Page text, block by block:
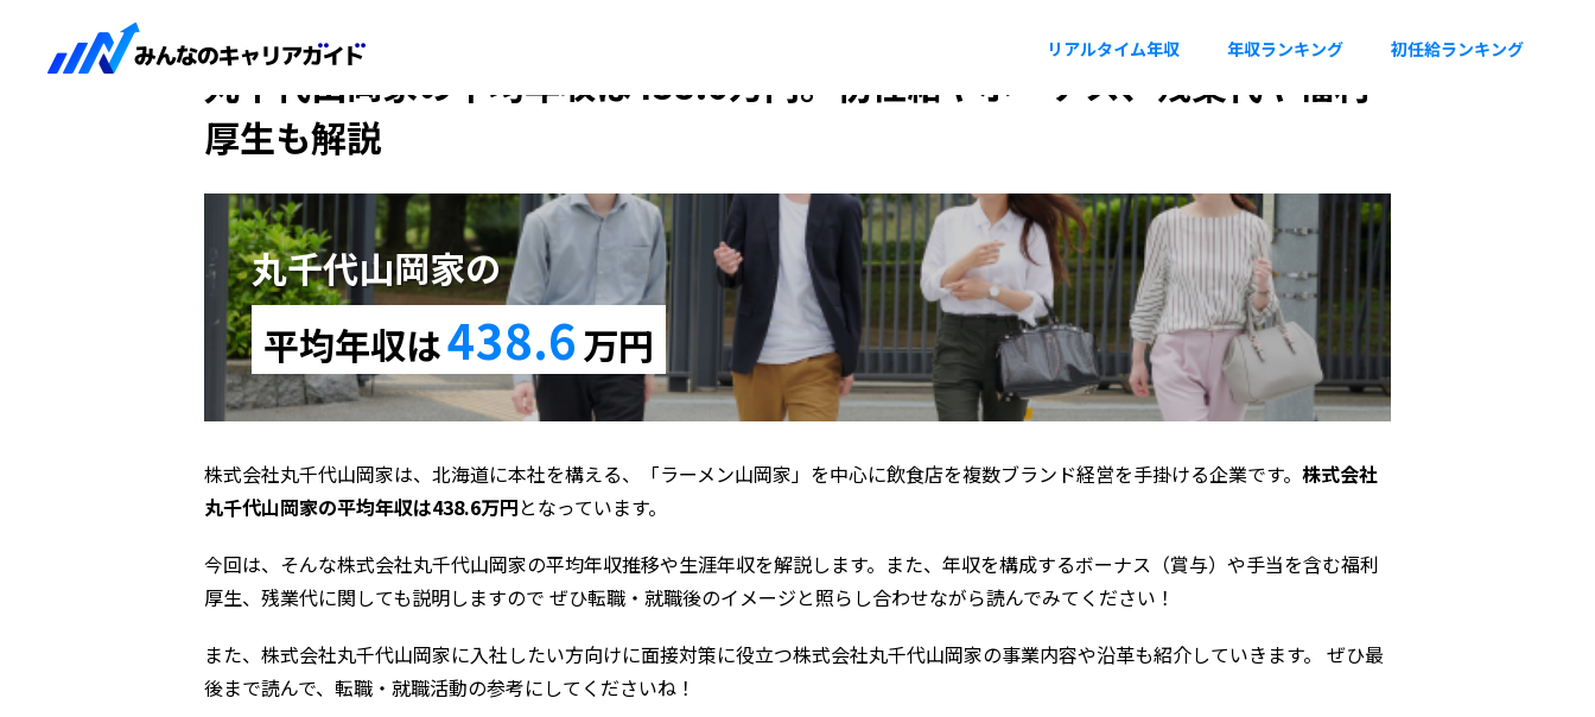
リアルタイム年収 年収ランキング 初任給ランキング
丸千代山岡家の平均年収は438.6万円。初任給やボーナス、残業代や福利
厚生も解説
丸千代山岡家の
平均年収は438.6万円
株式会社丸千代山岡家は、北海道に本社を構える、「ラーメン山岡家」を中心に飲食店を複数ブランド経営を手掛ける企業です。 株式会社
丸千代山岡家の平均年収は438.6万円となっています。
今回は、そんな株式会社丸千代山岡家の平均年収推移や生涯年収を解説します。また、年収を構成するボーナス（賞与）や手当を含む福利
厚生、残業代に関しても説明しますので ぜひ転職・就職後のイメージと照らし合わせながら読んでみてください！
また、株式会社丸千代山岡家に入社したい方向けに面接対策に役立つ株式会社丸千代山岡家の事業内容や沿革も紹介していきます。 ぜひ最
後まで読んで、転職・就職活動の参考にしてくださいね！